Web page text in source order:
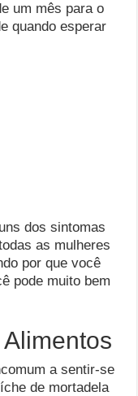
um mês para o
quando esperar
dos sintomas
as mulheres
por que você
pode muito bem
a sentir-se
de mortadela